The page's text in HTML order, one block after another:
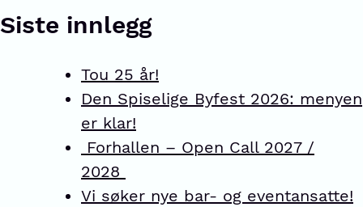
Siste innlegg
Tou 25 år!
Den Spiselige Byfest 2026: menyen
er klar!
Forhallen – Open Call 2027 /
2028
Vi søker nye bar- og eventansatte!